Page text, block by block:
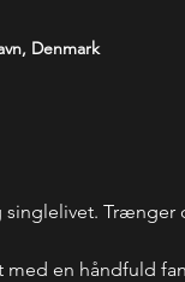
Denmark
en håndfuld